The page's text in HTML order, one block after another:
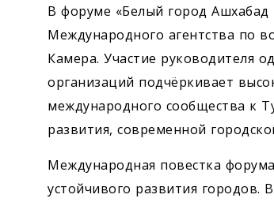
В форуме «Белый город Ашхабад
Международного агентства по
Камера. Участие руководителя
организаций подчёркивает
международного сообщества к
развития, современной
Международная повестка
устойчивого развития городов.